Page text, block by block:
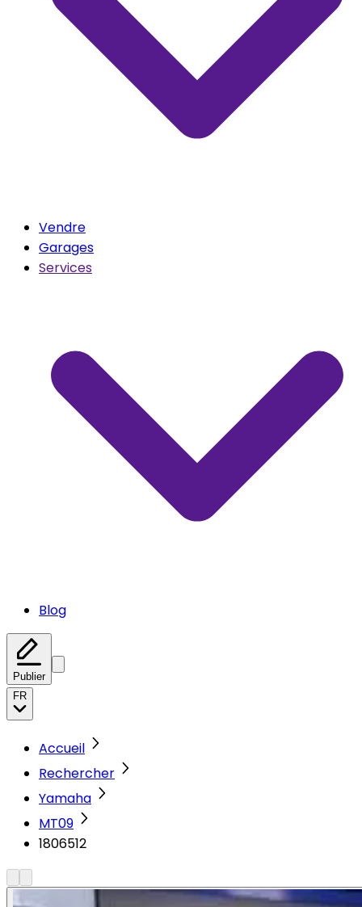
Vendre
Garages
Services
Blog
Publier
FR
Accueil
Rechercher
Yamaha
MT09
1806512